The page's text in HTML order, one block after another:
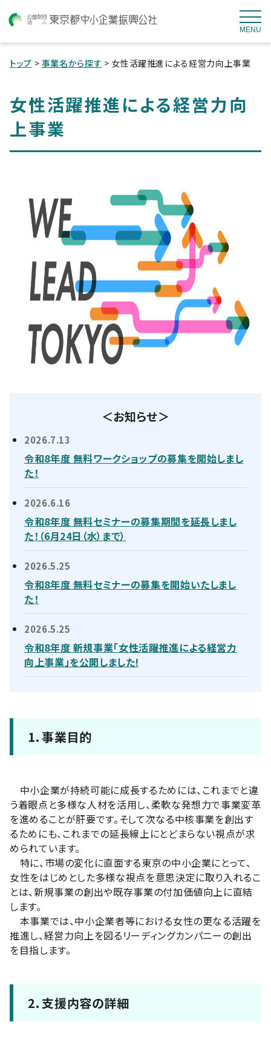
MENU
トップ > 事業名から探す > 女性活躍推進による経営力向上事業
女性活躍推進による経営力向
上事業
＜お知らせ＞
2026.7.13
令和8年度 無料ワークショップの募集を開始しまし
た！
2026.6.16
令和8年度 無料セミナーの募集期間を延長しまし
た！（6月24日（水）まで）
2026.5.25
令和8年度 無料セミナーの募集を開始いたしまし
た！
2026.5.25
令和8年度 新規事業「女性活躍推進による経営力
向上事業」を公開しました!
1．事業目的
中小企業が持続可能に成長するためには、これまでと違
う着眼点と多様な人材を活用し、柔軟な発想力で事業変革
を進めることが肝要です。そして次なる中核事業を創出す
るためにも、これまでの延長線上にとどまらない視点が求
められています。
特に、市場の変化に直面する東京の中小企業にとって、
女性をはじめとした多様な視点を意思決定に取り入れるこ
とは、新規事業の創出や既存事業の付加価値向上に直結
します。
本事業では、中小企業者等における女性の更なる活躍を
推進し、経営力向上を図るリーディングカンパニーの創出
を目指します。
2．支援内容の詳細